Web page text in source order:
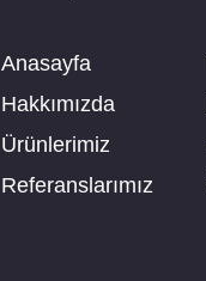
Anasayfa
Hakkımızda
Ürünlerimiz
Referanslarımız